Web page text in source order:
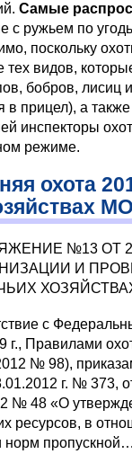
Самые
с ружьем по
поскольку
тех видов,
бобров, лисиц
в прицел), а
инспекторы
режиме.
охота
№13 ОТ 24
И
с
г., Правилами
№ 98),
г. № 373,
№ 48 «О
ресурсов, в
норм